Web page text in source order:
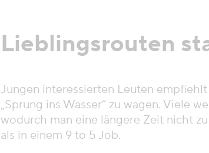
Lieblingsrouten
Jungen interessierten Leuten
„Sprung ins Wasser“ zu wagen. Viele
wodurch man eine längere Zeit nicht
als in einem 9 to 5 Job.